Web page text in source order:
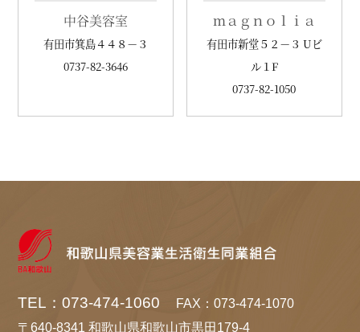
中谷美容室
有田市箕島４４８－３
0737-82-3646
ｍａｇｎｏｌｉａ
有田市新堂５２－３ Uビ
ル１F
0737-82-1050
TEL：073-474-1060
FAX：073-474-1070
〒640-8341 和歌山県和歌山市黒田179-4